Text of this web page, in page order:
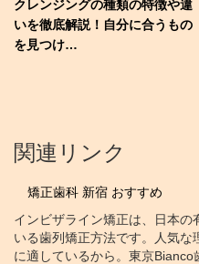
クレンジングの種類の特徴や違
いを徹底解説！自分に合うもの
を見つけ…
関連リンク
矯正歯科 新宿 おすすめ
インビザライン矯正は、日本
いる歯列矯正方法です。人気
に適しているから。東京Bianco